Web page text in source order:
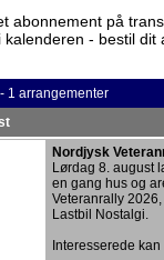
abonnement på
kalenderen - bestil dit
1 arrangementer
Nordjysk
Lørdag 8. august
en gang hus og
Veteranrally
Lastbil Nostalgi.
Interesserede